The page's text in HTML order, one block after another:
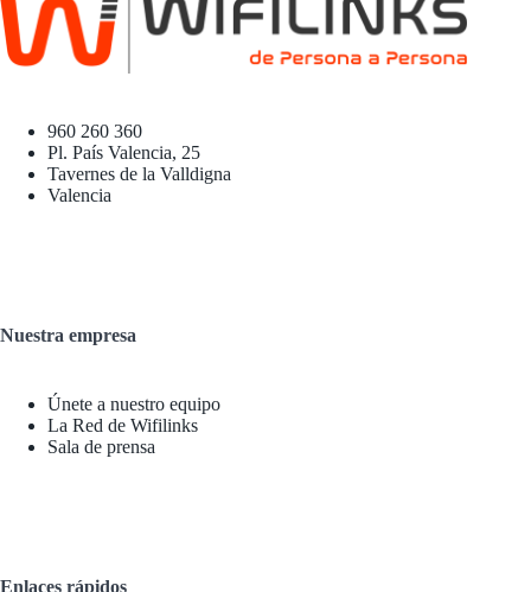
960 260 360
Pl. País Valencia, 25
Tavernes de la Valldigna
Valencia
Nuestra empresa
Únete a nuestro equipo
La Red de Wifilinks
Sala de prensa
Enlaces rápidos